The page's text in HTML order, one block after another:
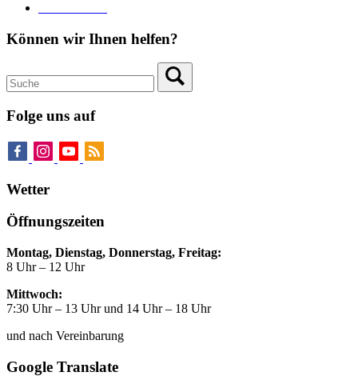
Können wir Ihnen helfen?
Folge uns auf
Wetter
Öffnungszeiten
Montag, Dienstag, Donnerstag, Freitag:
8 Uhr – 12 Uhr
Mittwoch:
7:30 Uhr – 13 Uhr und 14 Uhr – 18 Uhr
und nach Vereinbarung
Google Translate